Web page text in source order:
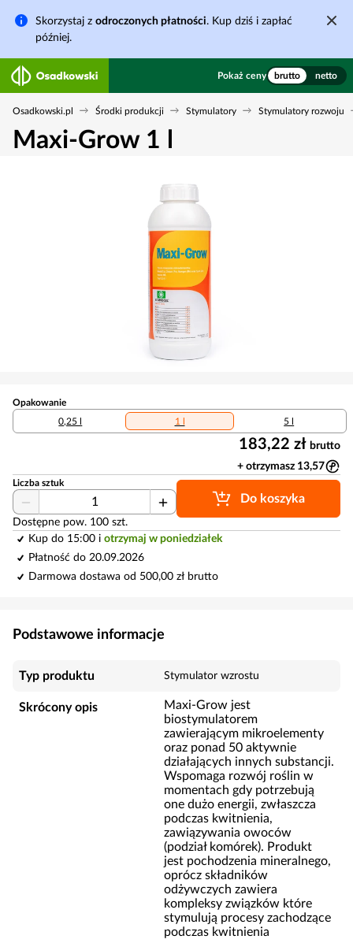
Skorzystaj z odroczonych płatności. Kup dziś i zapłać
później.
Pokaż ceny brutto netto
Osadkowski.pl Środki produkcji Stymulatory Stymulatory rozwoju
Maxi-Grow 1 l
Opakowanie
0,25 l
1 l 5 l
183,22 zł brutto
+ otrzymasz 13,57
Liczba sztuk
Dostępne pow. 100 szt.
Do koszyka
Kup do 15:00 i otrzymaj w poniedziałek
Płatność do 20.09.2026
Darmowa dostawa od 500,00 zł brutto
Podstawowe informacje
Typ produktu Stymulator wzrostu
Skrócony opis
Maxi-Grow jest
biostymulatorem
zawierającym mikroelementy
oraz ponad 50 aktywnie
działających innych substancji.
Wspomaga rozwój roślin w
momentach gdy potrzebują
one dużo energii, zwłaszcza
podczas kwitnienia,
zawiązywania owoców
(podział komórek). Produkt
jest pochodzenia mineralnego,
oprócz składników
odżywczych zawiera
kompleksy związków które
stymulują procesy zachodzące
podczas kwitnienia